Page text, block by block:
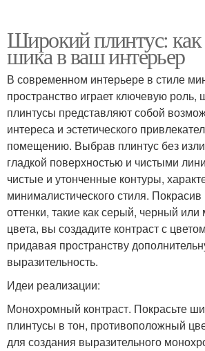
Широкий плинтус: как
шика в ваш интерьер
В современном интерьере в стиле
пространство играет ключевую
плинтусы представляют собой
интереса и эстетического
помещению. Выбрав плинтус без
гладкой поверхностью и чистыми
чистые и утонченные контуры,
минималистического стиля.
оттенки, такие как серый, черный или
цвета, вы создадите контраст с
придавая пространству
выразительность.
Идеи реализации:
Монохромный контраст. Покрасьте
плинтусы в тон, противоположный
для создания выразительного